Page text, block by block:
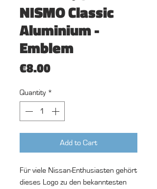
NISMO Classic
Aluminium -
Emblem
€8.00Price
Quantity *
Add to Cart
Für viele Nissan-Enthusiasten gehört
dieses Logo zu den bekanntesten